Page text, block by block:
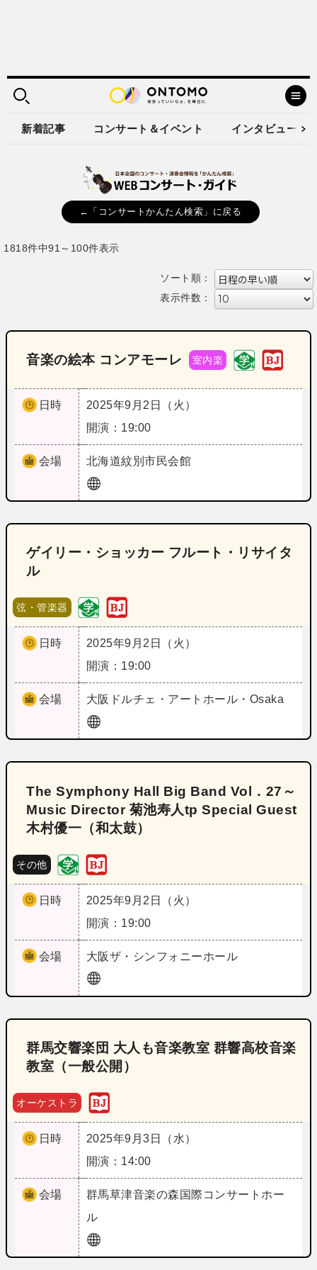
新着記事 コンサート＆イベント インタビュー
←「コンサートかんたん検索」に戻る
1818件中91～100件表示
ソート順：
表示件数：
音楽の絵本 コンアモーレ 室内楽
日時
2025年9月2日（火）
開演：19:00
会場 北海道紋別市民会館
ゲイリー・ショッカー フルート・リサイタ
ル
弦・管楽器
日時
2025年9月2日（火）
開演：19:00
会場 大阪 ドルチェ・アートホール・Osaka
The Symphony Hall Big Band Vol．27～
Music Director 菊池寿人tp Special Guest
木村優一（和太鼓）
その他
日時
2025年9月2日（火）
開演：19:00
会場 大阪ザ・シンフォニーホール
群馬交響楽団 大人も音楽教室 群響高校音楽
教室（一般公開）
オーケストラ
日時
2025年9月3日（水）
開演：14:00
会場 群馬草津音楽の森国際コンサートホー
ル